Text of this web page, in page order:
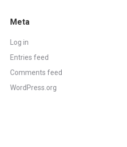
Meta
Log in
Entries feed
Comments feed
WordPress.org